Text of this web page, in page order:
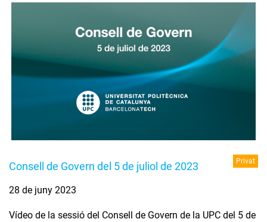
Consell de Govern del 5 de juliol de 2023 Privat
28 de juny 2023
Vídeo de la sessió del Consell de Govern de la UPC del 5 de